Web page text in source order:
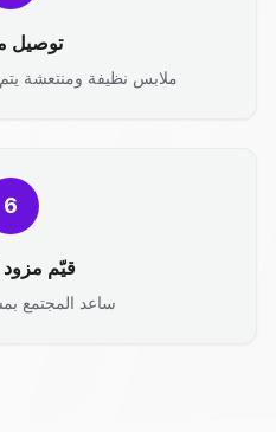
توصيل
ملابس نظيفة ومنتعشة يتم
6
قيّم مزود
ساعد المجتمع